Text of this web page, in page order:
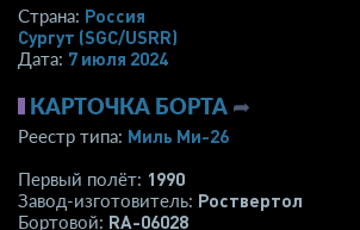
Страна: Россия
Сургут (SGC/USRR)
Дата: 7 июля 2024
КАРТОЧКА БОРТА ➦
Реестр типа: Миль Ми-26
Первый полёт: 1990
Завод-изготовитель: Роствертол
Бортовой: RA-06028